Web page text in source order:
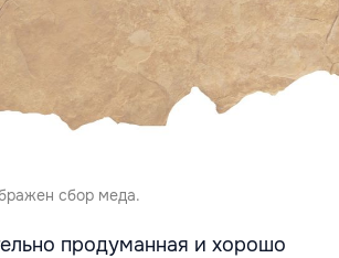
сбор меда.
продуманная и хорошо